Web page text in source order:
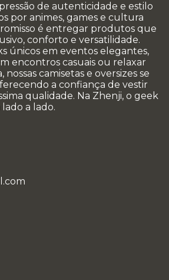
de autenticidade e estilo
por animes, games e cultura
é entregar produtos que
conforto e versatilidade.
únicos em eventos elegantes,
encontros casuais ou relaxar
nossas camisetas e oversizes se
a confiança de vestir
qualidade. Na Zhenji, o geek
a lado.